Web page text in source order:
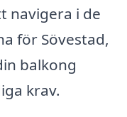
navigera i de
för Sövestad,
balkong
krav.